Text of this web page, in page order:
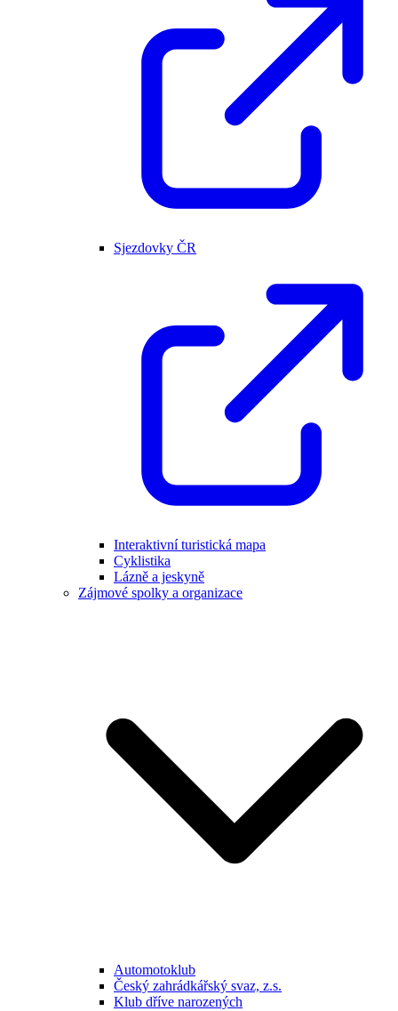
Sjezdovky ČR
Interaktivní turistická mapa
Cyklistika
Lázně a jeskyně
Zájmové spolky a organizace
Automotoklub
Český zahrádkářský svaz, z.s.
Klub dříve narozených